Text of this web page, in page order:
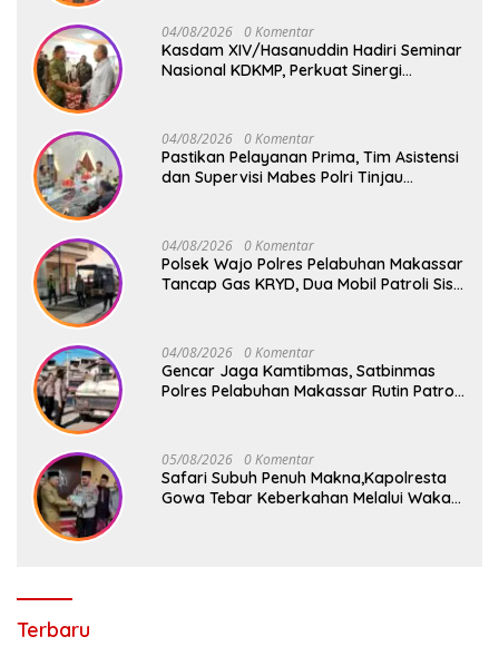
04/08/2026 0 Komentar
Kasdam XIV/Hasanuddin Hadiri Seminar
Nasional KDKMP, Perkuat Sinergi
04/08/2026 0 Komentar
Pastikan Pelayanan Prima, Tim Asistensi
dan Supervisi Mabes Polri Tinjau
04/08/2026 0 Komentar
Polsek Wajo Polres Pelabuhan Makassar
Tancap Gas KRYD, Dua Mobil Patroli Sisir
04/08/2026 0 Komentar
Gencar Jaga Kamtibmas, Satbinmas
Polres Pelabuhan Makassar Rutin Patroli
05/08/2026 0 Komentar
Safari Subuh Penuh Makna,Kapolresta
Gowa Tebar Keberkahan Melalui Wakaf
Terbaru